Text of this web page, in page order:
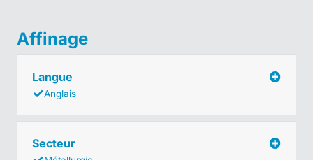
Affinage
Langue
Anglais
Secteur